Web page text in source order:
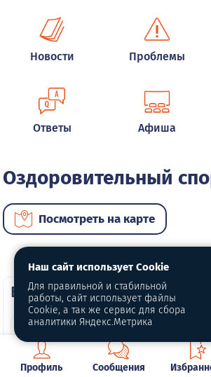
Новости Проблемы
Ответы Афиша
Оздоровительный
Посмотреть на карте
ВИП услуги
Профиль Сообщения
Наш сайт использует Cookie
Для правильной и стабильной
работы, сайт использует файлы
Cookie, а так же сервис для сбора
аналитики Яндекс.Метрика